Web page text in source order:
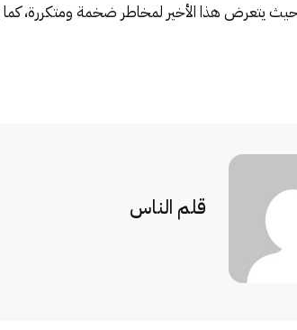
حيث يتعرض هذا الأخير لمخاطر ضخمة ومتكررة،
قلم الناس